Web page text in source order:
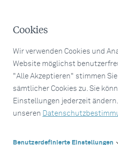
Cookies
Wir verwenden Cookies und
Website möglichst
"Alle Akzeptieren" stimmen
sämtlicher Cookies zu. Sie
Einstellungen jederzeit
unseren
Benutzerdefinierte Einstellungen